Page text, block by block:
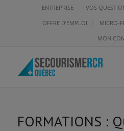
ENTREPRISE VOS
OFFRE D’EMPLOI
MICRO-
MON
FORMATIONS :